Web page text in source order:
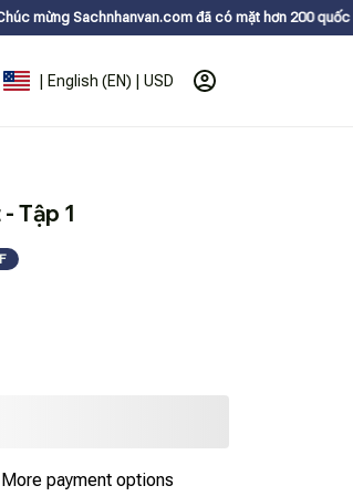
đã có mặt hơn 200 quốc gia như Mỹ,
| English (EN) | USD
Tập 1
More payment options